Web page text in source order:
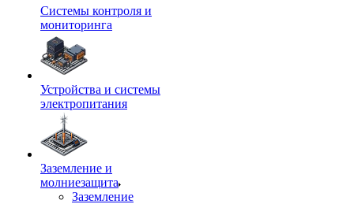
Системы контроля и
мониторинга
Устройства и системы
электропитания
Заземление и
молниезащита
Заземление